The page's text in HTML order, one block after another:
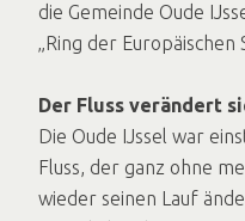
die Gemeinde Oude
„Ring der Europäischen
Der Fluss verändert
Die Oude IJssel war
Fluss, der ganz ohne
wieder seinen Lauf